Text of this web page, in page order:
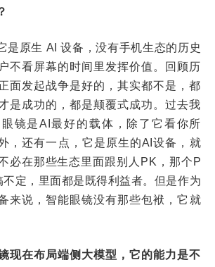
是原生 AI 设备，没有手机生态的历史
不看屏幕的时间里发挥价值。回顾历
面发起战争是好的，其实都不是，都
是成功的，都是颠覆式成功。过去我
镜是AI最好的载体，除了它看你所
，还有一点，它是原生的AI设备，就
必在那些生态里面跟别人PK，那个P
不定，里面都是既得利益者。但是作为
来说，智能眼镜没有那些包袱，它就
现在布局端侧大模型，它的能力是不